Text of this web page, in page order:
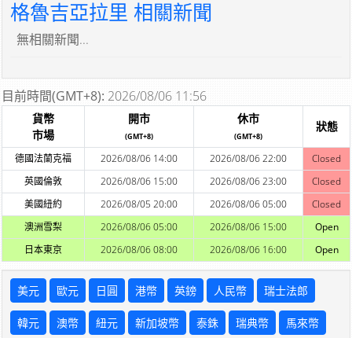
格魯吉亞拉里 相關新聞
無相關新聞...
目前時間(GMT+8): 2026/08/06 11:56
貨幣
市場
開市
(GMT+8)
休市
(GMT+8)
狀態
德國法蘭克福 2026/08/06 14:00 2026/08/06 22:00
Closed
英國倫敦
2026/08/06 15:00 2026/08/06 23:00
Closed
美國紐約
2026/08/05 20:00 2026/08/06 05:00
Closed
澳洲雪梨
2026/08/06 05:00 2026/08/06 15:00
Open
日本東京
2026/08/06 08:00 2026/08/06 16:00 Open
美元 歐元 日圓 港幣 英鎊 人民幣 瑞士法郎
韓元 澳幣 紐元 新加坡幣 泰銖 瑞典幣 馬來幣